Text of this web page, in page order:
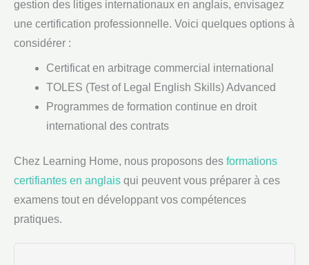
gestion des litiges internationaux en anglais, envisagez
une certification professionnelle. Voici quelques options à
considérer :
Certificat en arbitrage commercial international
TOLES (Test of Legal English Skills) Advanced
Programmes de formation continue en droit
international des contrats
Chez Learning Home, nous proposons des formations
certifiantes en anglais qui peuvent vous préparer à ces
examens tout en développant vos compétences
pratiques.